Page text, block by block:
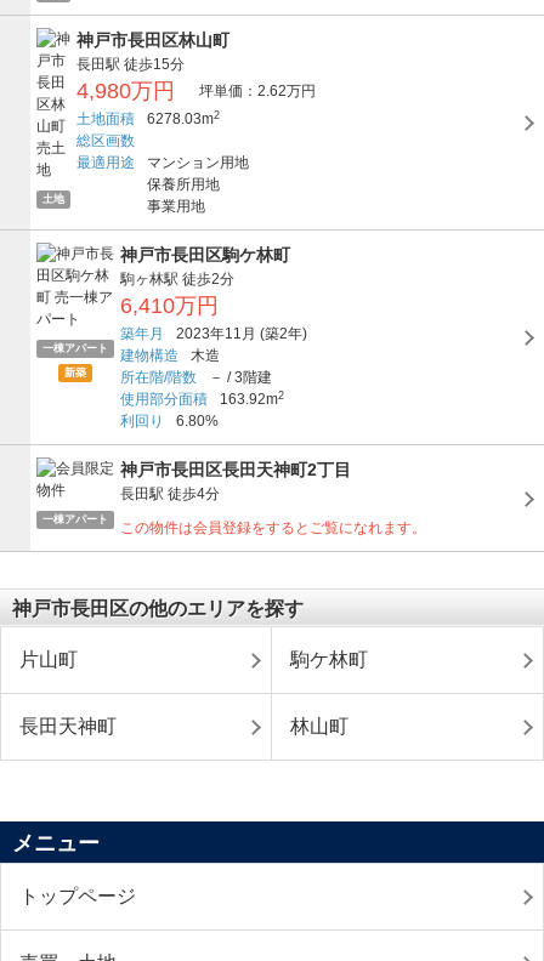
土地
神戸市長田区林山町
長田駅 徒歩15分
4,980万円
坪単価：2.62万円
土地面積
6278.03m2
総区画数
最適用途
マンション用地
保養所用地
事業用地
一棟アパート
新築
神戸市長田区駒ケ林町
駒ヶ林駅 徒歩2分
6,410万円
築年月 2023年11月 (築2年)
建物構造
木造
所在階/階数
－ /3階建
使用部分面積
163.92m2
利回り 6.80%
一棟アパート
神戸市長田区長田天神町2丁目
長田駅 徒歩4分
この物件は会員登録をするとご覧になれます。
神戸市長田区の他のエリアを探す
片山町 駒ケ林町
長田天神町 林山町
メニュー
トップページ